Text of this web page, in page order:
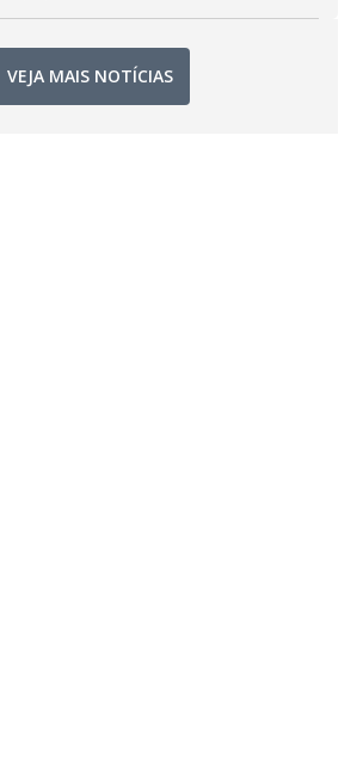
VEJA MAIS NOTÍCIAS